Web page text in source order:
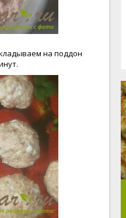
на поддон